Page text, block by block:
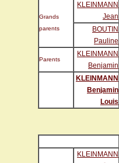
Grands
parents
KLEINMANN
Jean
BOUTIN
Pauline
Parents
KLEINMANN
Benjamin
KLEINMANN
Benjamin
Louis
KLEINMANN